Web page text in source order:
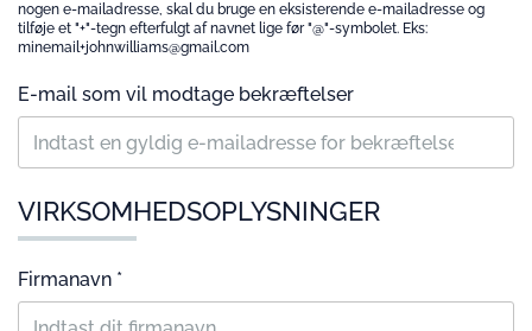
nogen e-mailadresse, skal du bruge en eksisterende e-mailadresse og
tilføje et "+"-tegn efterfulgt af navnet lige før "@"-symbolet. Eks:
minemail+johnwilliams@gmail.com
E-mail som vil modtage bekræftelser
VIRKSOMHEDSOPLYSNINGER
Firmanavn *